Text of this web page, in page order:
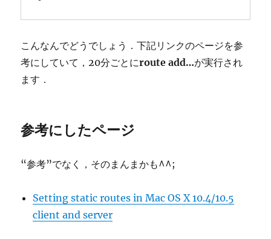
こんなんでどうでしょう．下記リンクのページを参
考にしていて，20分ごとにroute add…が実行され
ます．
参考にしたページ
“参考”でなく，そのまんまかも^^;
Setting static routes in Mac OS X 10.4/10.5
client and server